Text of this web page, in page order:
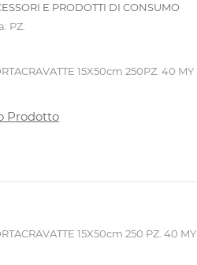
E PRODOTTI DI CONSUMO
PZ.
15X50cm 250PZ. 40 MY
Prodotto
15X50cm 250 PZ. 40 MY